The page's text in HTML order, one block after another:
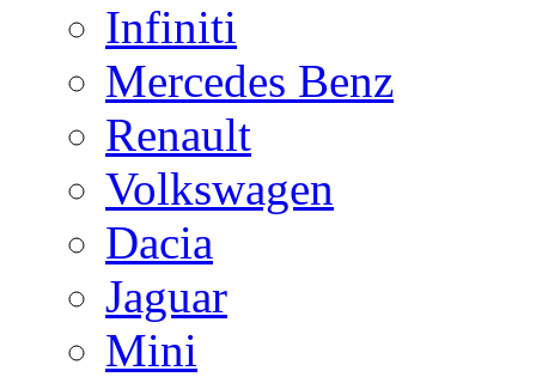
Infiniti
Mercedes Benz
Renault
Volkswagen
Dacia
Jaguar
Mini